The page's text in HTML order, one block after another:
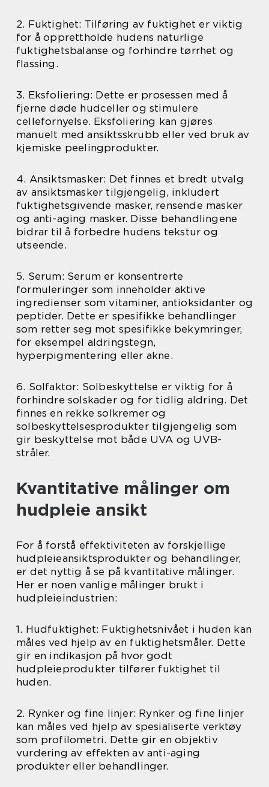
2. Fuktighet: Tilføring av fuktighet er viktig
for å opprettholde hudens naturlige
fuktighetsbalanse og forhindre tørrhet og
flassing.
3. Eksfoliering: Dette er prosessen med å
fjerne døde hudceller og stimulere
cellefornyelse. Eksfoliering kan gjøres
manuelt med ansiktsskrubb eller ved bruk av
kjemiske peelingprodukter.
4. Ansiktsmasker: Det finnes et bredt utvalg
av ansiktsmasker tilgjengelig, inkludert
fuktighetsgivende masker, rensende masker
og anti-aging masker. Disse behandlingene
bidrar til å forbedre hudens tekstur og
utseende.
5. Serum: Serum er konsentrerte
formuleringer som inneholder aktive
ingredienser som vitaminer, antioksidanter og
peptider. Dette er spesifikke behandlinger
som retter seg mot spesifikke bekymringer,
for eksempel aldringstegn,
hyperpigmentering eller akne.
6. Solfaktor: Solbeskyttelse er viktig for å
forhindre solskader og for tidlig aldring. Det
finnes en rekke solkremer og
solbeskyttelsesprodukter tilgjengelig som
gir beskyttelse mot både UVA og UVB-
stråler.
Kvantitative målinger om
hudpleie ansikt
For å forstå effektiviteten av forskjellige
hudpleieansiktsprodukter og behandlinger,
er det nyttig å se på kvantitative målinger.
Her er noen vanlige målinger brukt i
hudpleieindustrien:
1. Hudfuktighet: Fuktighetsnivået i huden kan
måles ved hjelp av en fuktighetsmåler. Dette
gir en indikasjon på hvor godt
hudpleieprodukter tilfører fuktighet til
huden.
2. Rynker og fine linjer: Rynker og fine linjer
kan måles ved hjelp av spesialiserte verktøy
som profilometri. Dette gir en objektiv
vurdering av effekten av anti-aging
produkter eller behandlinger.